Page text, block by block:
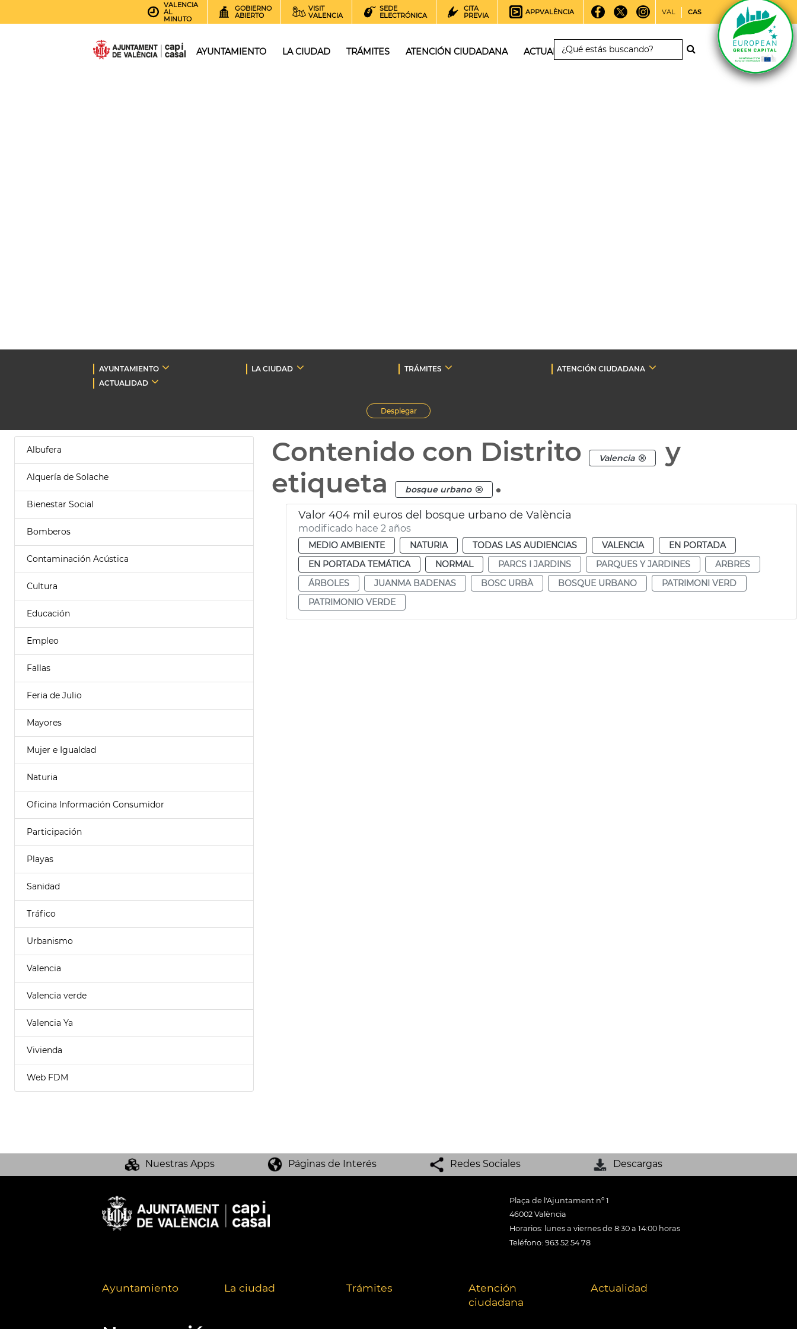
VALENCIA
AL
MINUTO
GOBIERNO
ABIERTO
VISIT
VALENCIA
SEDE
ELECTRÓNICA
CITA
PREVIA
APPVALÈNCIA VAL CAS
AYUNTAMIENTO LA CIUDAD TRÁMITES ATENCIÓN CIUDADANA ACTUALIDAD
AYUNTAMIENTO LA CIUDAD TRÁMITES
ATENCIÓN CIUDADANA
ACTUALIDAD
Desplegar
Albufera
Alquería de Solache
Bienestar Social
Bomberos
Contaminación Acústica
Cultura
Educación
Empleo
Fallas
Feria de Julio
Mayores
Mujer e Igualdad
Naturia
Oficina Información Consumidor
Participación
Playas
Sanidad
Tráfico
Urbanismo
Valencia
Valencia verde
Valencia Ya
Vivienda
Web FDM
Contenido con Distrito Valencia
y
etiqueta
bosque urbano .
Valor 404 mil euros del bosque urbano de València
modificado hace 2 años
MEDIO AMBIENTE NATURIA TODAS LAS AUDIENCIAS VALENCIA
EN PORTADA
EN PORTADA TEMÁTICA
NORMAL PARCS I JARDINS PARQUES Y JARDINES
ARBRES
ÁRBOLES
JUANMA BADENAS BOSC URBÀ BOSQUE URBANO
PATRIMONI VERD
PATRIMONIO VERDE
Nuestras Apps Páginas de Interés Redes Sociales Descargas
Plaça de l'Ajuntament nº 1
46002 València
Horarios: lunes a viernes de 8:30 a 14:00 horas
Teléfono: 963 52 54 78
Ayuntamiento La ciudad Trámites
Atención
ciudadana
Actualidad